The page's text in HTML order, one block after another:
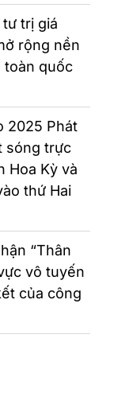
tư trị giá
rộng nền
toàn quốc
2025 Phát
sóng trực
Hoa Kỳ và
thứ Hai
“Thân
vô tuyến
của công